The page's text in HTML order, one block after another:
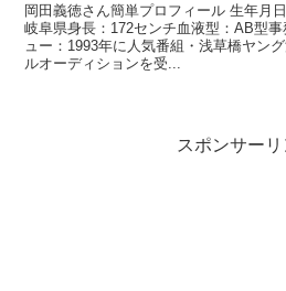
岡田義徳さん簡単プロフィール 生年月
岐阜県身長：172センチ血液型：AB型
ュー：1993年に人気番組・浅草橋ヤン
ルオーディションを受...
スポンサーリ